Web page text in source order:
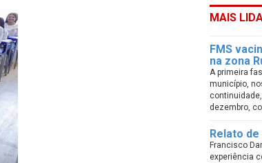
MAIS
FMS
na zona
A primeira
município,
dezembro,
Relato
Francisco
experiência